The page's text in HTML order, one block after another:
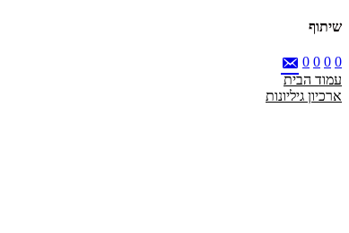
שיתוף
0
0
0
0
עמוד הבית
ארכיון גיליונות